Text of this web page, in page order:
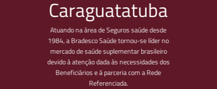
Caraguatatuba
Atuando na área de Seguros saúde desde
1984, a Bradesco Saúde tornou-se líder no
mercado de saúde suplementar brasileiro
devido à atenção dada às necessidades dos
Beneficiários e à parceria com a Rede
Referenciada.